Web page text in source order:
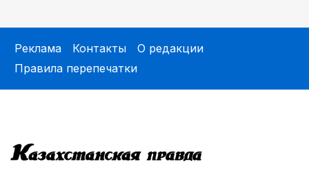
Реклама Контакты
О редакции
Правила перепечатки